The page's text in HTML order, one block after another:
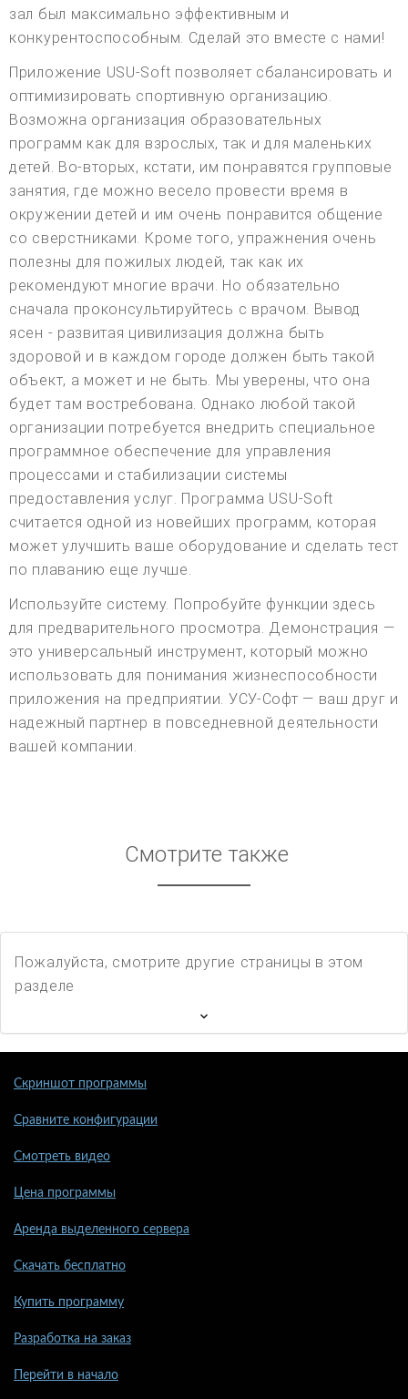
зал был максимально эффективным и
конкурентоспособным. Сделай это вместе с нами!
Приложение USU-Soft позволяет сбалансировать и
оптимизировать спортивную организацию.
Возможна организация образовательных
программ как для взрослых, так и для маленьких
детей. Во-вторых, кстати, им понравятся групповые
занятия, где можно весело провести время в
окружении детей и им очень понравится общение
со сверстниками. Кроме того, упражнения очень
полезны для пожилых людей, так как их
рекомендуют многие врачи. Но обязательно
сначала проконсультируйтесь с врачом. Вывод
ясен - развитая цивилизация должна быть
здоровой и в каждом городе должен быть такой
объект, а может и не быть. Мы уверены, что она
будет там востребована. Однако любой такой
организации потребуется внедрить специальное
программное обеспечение для управления
процессами и стабилизации системы
предоставления услуг. Программа USU-Soft
считается одной из новейших программ, которая
может улучшить ваше оборудование и сделать тест
по плаванию еще лучше.
Используйте систему. Попробуйте функции здесь
для предварительного просмотра. Демонстрация —
это универсальный инструмент, который можно
использовать для понимания жизнеспособности
приложения на предприятии. УСУ-Софт — ваш друг и
надежный партнер в повседневной деятельности
вашей компании.
Смотрите также
Пожалуйста, смотрите другие страницы в этом
разделе
Скриншот программы
Сравните конфигурации
Смотреть видео
Цена программы
Аренда выделенного сервера
Скачать бесплатно
Купить программу
Разработка на заказ
Перейти в начало